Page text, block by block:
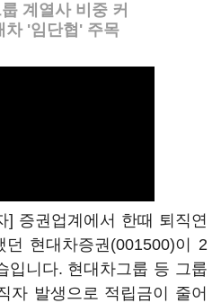
계열사 비중 커
차 '임단협' 주목
] 증권업계에서 한때 퇴직연
던 현대차증권(001500)이 2
입니다. 현대차그룹 등 그룹
자 발생으로 적립금이 줄어